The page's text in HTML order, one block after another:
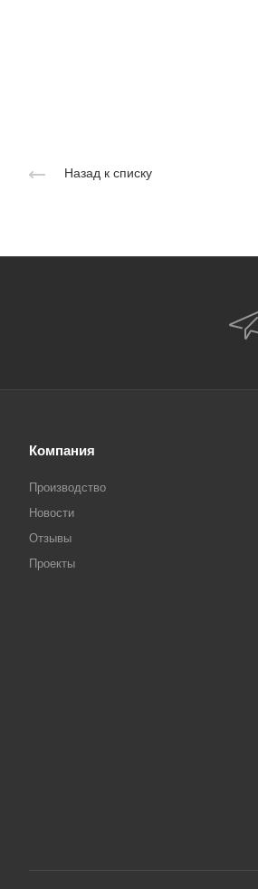
Назад к списку
Компания
Производство
Новости
Отзывы
Проекты